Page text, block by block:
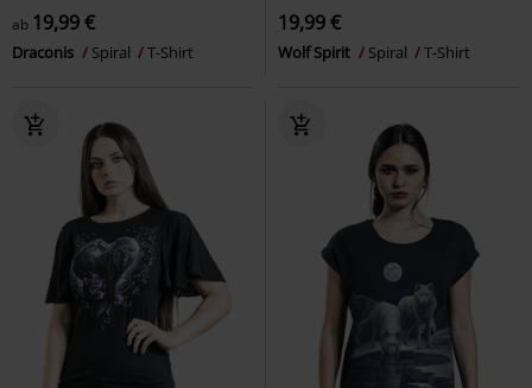
ab 19,99 €
Draconis Spiral T-Shirt
19,99 €
Wolf Spirit Spiral T-Shirt